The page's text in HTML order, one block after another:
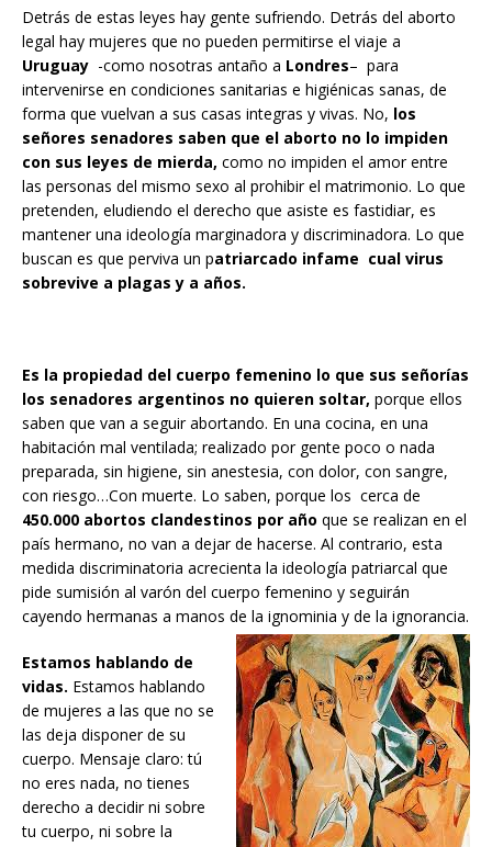
Detrás de estas leyes hay gente sufriendo. Detrás del aborto
legal hay mujeres que no pueden permitirse el viaje a
Uruguay -como nosotras antaño a Londres– para
intervenirse en condiciones sanitarias e higiénicas sanas, de
forma que vuelvan a sus casas integras y vivas. No, los
señores senadores saben que el aborto no lo impiden
con sus leyes de mierda, como no impiden el amor entre
las personas del mismo sexo al prohibir el matrimonio. Lo que
pretenden, eludiendo el derecho que asiste es fastidiar, es
mantener una ideología marginadora y discriminadora. Lo que
buscan es que perviva un patriarcado infame cual virus
sobrevive a plagas y a años.
Es la propiedad del cuerpo femenino lo que sus señorías
los senadores argentinos no quieren soltar, porque ellos
saben que van a seguir abortando. En una cocina, en una
habitación mal ventilada; realizado por gente poco o nada
preparada, sin higiene, sin anestesia, con dolor, con sangre,
con riesgo…Con muerte. Lo saben, porque los cerca de
450.000 abortos clandestinos por año que se realizan en el
país hermano, no van a dejar de hacerse. Al contrario, esta
medida discriminatoria acrecienta la ideología patriarcal que
pide sumisión al varón del cuerpo femenino y seguirán
cayendo hermanas a manos de la ignominia y de la ignorancia.
Estamos hablando de
vidas. Estamos hablando
de mujeres a las que no se
las deja disponer de su
cuerpo. Mensaje claro: tú
no eres nada, no tienes
derecho a decidir ni sobre
tu cuerpo, ni sobre la